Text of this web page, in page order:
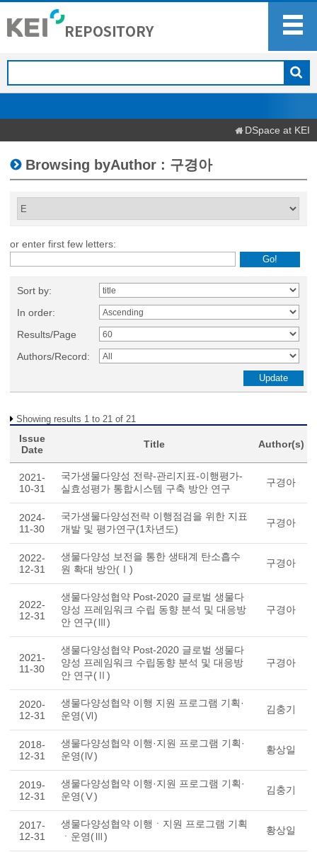
DSpace at KEI
Browsing byAuthor : 구경아
or enter first few letters:
Sort by:
In order:
Results/Page
Authors/Record:
Showing results 1 to 21 of 21
Issue
Date
Title Author(s)
2021-
10-31
국가생물다양성 전략-관리지표-이행평가-
실효성평가 통합시스템 구축 방안 연구
구경아
2024-
11-30
국가생물다양성전략 이행점검을 위한 지표
개발 및 평가연구(1차년도)
구경아
2022-
12-31
생물다양성 보전을 통한 생태계 탄소흡수
원 확대 방안(Ⅰ)
구경아
2022-
12-31
생물다양성협약 Post-2020 글로벌 생물다
양성 프레임워크 수립 동향 분석 및 대응방
안 연구(Ⅲ)
구경아
2021-
11-30
생물다양성협약 Post-2020 글로벌 생물다
양성 프레임워크 수립동향 분석 및 대응방
안 연구(Ⅱ)
구경아
2020-
12-31
생물다양성협약 이행 지원 프로그램 기획·
운영(Ⅵ)
김충기
2018-
12-31
생물다양성협약 이행·지원 프로그램 기획·
운영(Ⅳ)
황상일
2019-
12-31
생물다양성협약 이행·지원 프로그램 기획·
운영(Ⅴ)
김충기
2017-
12-31
생물다양성협약 이행ㆍ지원 프로그램 기획
ㆍ운영(Ⅲ)
황상일